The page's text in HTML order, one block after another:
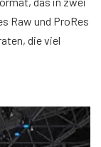
Raw und ProRes
die viel